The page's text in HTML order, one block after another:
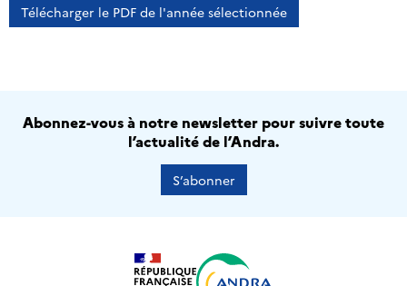
Télécharger le PDF de l'année sélectionnée
Abonnez-vous à notre newsletter pour suivre toute
l’actualité de l’Andra.
S’abonner